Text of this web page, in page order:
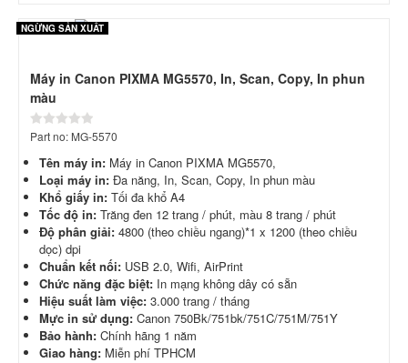
NGỪNG SẢN XUẤT
Máy in Canon PIXMA MG5570, In, Scan, Copy, In phun
màu
Part no: MG-5570
Tên máy in: Máy in Canon PIXMA MG5570,
Loại máy in: Đa năng, In, Scan, Copy, In phun màu
Khổ giấy in: Tối đa khổ A4
Tốc độ in: Trăng đen 12 trang / phút, màu 8 trang / phút
Độ phân giải: 4800 (theo chiều ngang)*1 x 1200 (theo chiều
dọc) dpi
Chuẩn kết nối: USB 2.0, Wifi, AirPrint
Chức năng đặc biệt: In mạng không dây có sẵn
Hiệu suất làm việc: 3.000 trang / tháng
Mực in sử dụng: Canon 750Bk/751bk/751C/751M/751Y
Bảo hành: Chính hãng 1 năm
Giao hàng: Miễn phí TPHCM